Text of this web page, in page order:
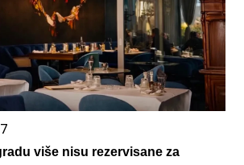
više nisu rezervisane za